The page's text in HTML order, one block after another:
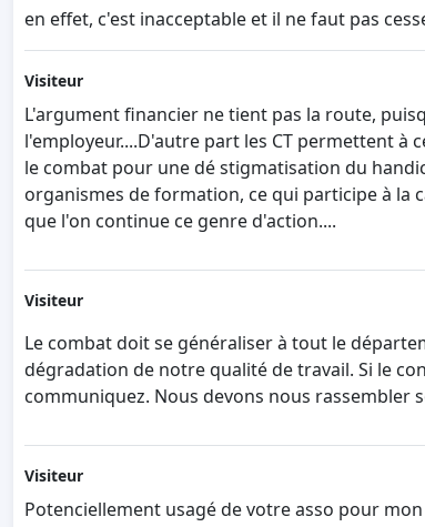
en effet, c'est inacceptable et il ne faut pas
Visiteur
L'argument financier ne tient pas la route,
l'employeur....D'autre part les CT permettent
le combat pour une dé stigmatisation du
organismes de formation, ce qui participe à la
que l'on continue ce genre d'action....
Visiteur
Le combat doit se généraliser à tout le
dégradation de notre qualité de travail. Si le
communiquez. Nous devons nous rassembler
Visiteur
Potenciellement usagé de votre asso pour